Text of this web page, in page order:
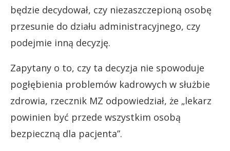
będzie decydował, czy niezaszczepioną osobę
przesunie do działu administracyjnego, czy
podejmie inną decyzję.
Zapytany o to, czy ta decyzja nie spowoduje
pogłębienia problemów kadrowych w służbie
zdrowia, rzecznik MZ odpowiedział, że „lekarz
powinien być przede wszystkim osobą
bezpieczną dla pacjenta”.